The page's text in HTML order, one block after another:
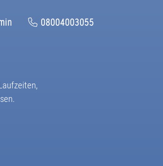
08004003055